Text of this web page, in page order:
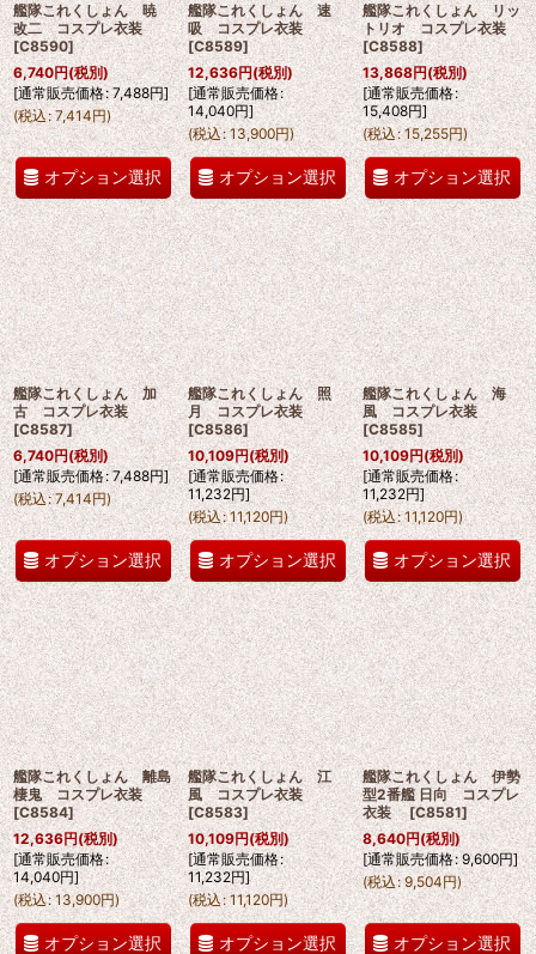
艦隊これくしょん 暁
改二 コスプレ衣装
[C8590]
6,740円(税別)
[通常販売価格: 7,488円]
(税込: 7,414円)
オプション選択
艦隊これくしょん 速
吸 コスプレ衣装
[C8589]
12,636円(税別)
[通常販売価格:
14,040円]
(税込: 13,900円)
オプション選択
艦隊これくしょん リッ
トリオ コスプレ衣装
[C8588]
13,868円(税別)
[通常販売価格:
15,408円]
(税込: 15,255円)
オプション選択
艦隊これくしょん 加
古 コスプレ衣装
[C8587]
6,740円(税別)
[通常販売価格: 7,488円]
(税込: 7,414円)
オプション選択
艦隊これくしょん 照
月 コスプレ衣装
[C8586]
10,109円(税別)
[通常販売価格:
11,232円]
(税込: 11,120円)
オプション選択
艦隊これくしょん 海
風 コスプレ衣装
[C8585]
10,109円(税別)
[通常販売価格:
11,232円]
(税込: 11,120円)
オプション選択
艦隊これくしょん 離島
棲鬼 コスプレ衣装
[C8584]
12,636円(税別)
[通常販売価格:
14,040円]
(税込: 13,900円)
オプション選択
艦隊これくしょん 江
風 コスプレ衣装
[C8583]
10,109円(税別)
[通常販売価格:
11,232円]
(税込: 11,120円)
オプション選択
艦隊これくしょん 伊勢
型2番艦 日向 コスプレ
衣装 [C8581]
8,640円(税別)
[通常販売価格: 9,600円]
(税込: 9,504円)
オプション選択